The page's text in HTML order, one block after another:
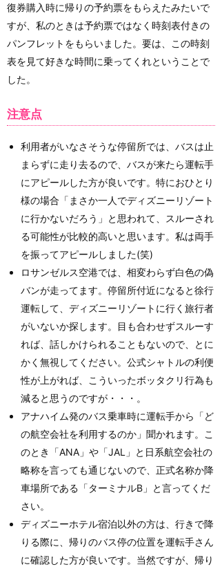
復券購入時に帰りの予約票をもらえたみたいで
すが、私のときは予約票ではなく時刻表付きの
パンフレットをもらいました。要は、この時刻
表を見て好きな時間に乗ってくれということで
した。
注意点
利用者がいなさそうな停留所では、バスは止
まらずに走り去るので、バスが来たら運転手
にアピールした方が良いです。特におひとり
様の場合「まさか一人でディズニーリゾート
に行かないだろう」と思われて、スルーされ
る可能性が比較的高いと思います。私は両手
を振ってアピールしました(笑)
ロサンゼルス空港では、相変わらず白色の偽
バンが走ってます。停留所付近になると徐行
運転して、ディズニーリゾートに行く旅行者
がいないか探します。目も合わせずスルーす
れば、話しかけられることもないので、とに
かく無視してください。公式シャトルの利便
性が上がれば、こういったボッタクリ行為も
減ると思うのですが・・・。
アナハイム発のバス乗車時に運転手から「ど
の航空会社を利用するのか」聞かれます。こ
のとき「ANA」や「JAL」と日系航空会社の
略称を言っても通じないので、正式名称か降
車場所である「ターミナルB」と言ってくだ
さい。
ディズニーホテル宿泊以外の方は、行きで降
りる際に、帰りのバス停の位置を運転手さん
に確認した方が良いです。当然ですが、帰り